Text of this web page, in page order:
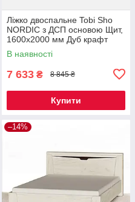
Ліжко двоспальне Tobi Sho
NORDIC з ДСП основою Щит,
1600х2000 мм Дуб крафт
золотий/графіт
В наявності
7 633 ₴ 8 845 ₴
Купити
–14%